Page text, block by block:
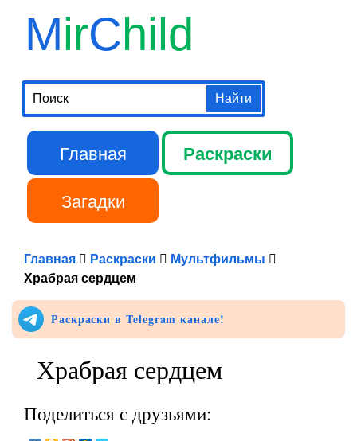
основному
содержанию
MirChild
Поиск
Главное меню
Главная Раскраски
Загадки
Главная Раскраски
Мультфильмы
Храбрая сердцем
Раскраски в Telegram канале!
Храбрая сердцем
Поделиться с друзьями: